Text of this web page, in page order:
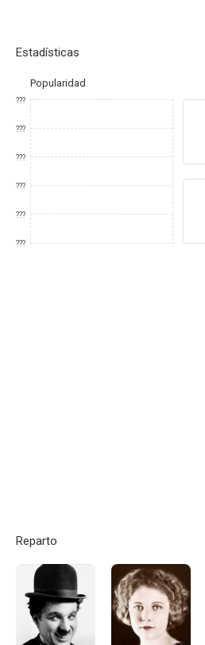
Estadísticas
Popularidad
???
???
???
???
???
???
Reparto